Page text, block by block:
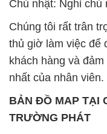
Chủ nhật: Nghỉ chủ
Chúng tôi rất trân
thủ giờ làm việc để
khách hàng và
nhất của nhân viên.
BẢN ĐỒ MAP TẠI
TRƯỜNG PHÁT